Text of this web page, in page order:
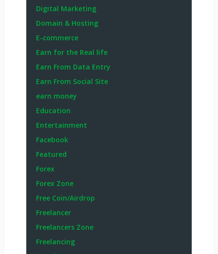
Digital Marketing
Domain & Hosting
E-commerce
Earn for the Real life
Earn From Data Entry
Earn From Social Site
earn money
Education
Entertainment
Facebook
Featured
Forex
Forex Zone
Free Coin/Airdrop
Freelancer
Freelancers Zone
Freelancing